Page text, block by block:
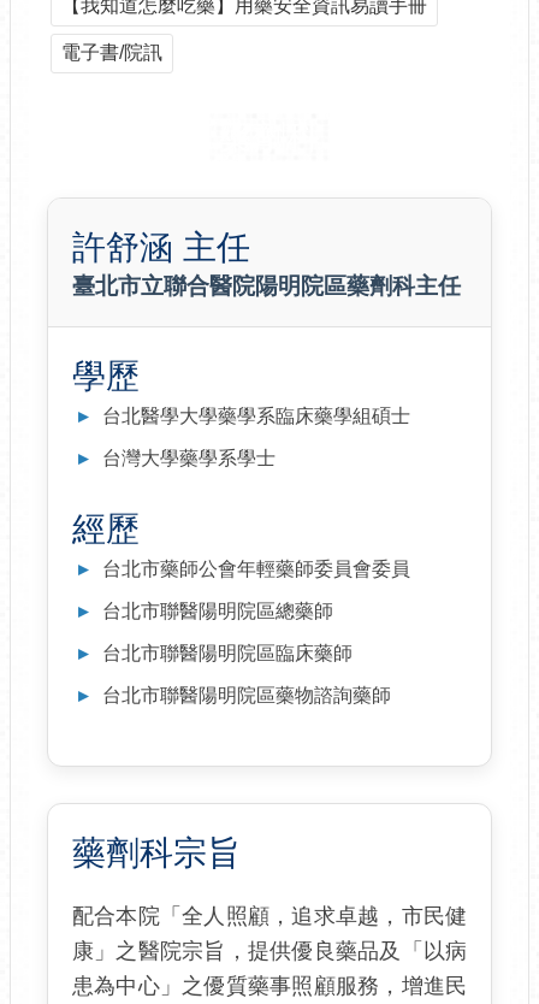
【我知道怎麼吃藥】用藥安全資訊易讀手冊
電子書/院訊
許舒涵 主任
臺北市立聯合醫院陽明院區藥劑科主任
學歷
台北醫學大學藥學系臨床藥學組碩士
台灣大學藥學系學士
經歷
台北市藥師公會年輕藥師委員會委員
台北市聯醫陽明院區總藥師
台北市聯醫陽明院區臨床藥師
台北市聯醫陽明院區藥物諮詢藥師
藥劑科宗旨
配合本院「全人照顧，追求卓越，市民健
康」之醫院宗旨，提供優良藥品及「以病
患為中心」之優質藥事照顧服務，增進民